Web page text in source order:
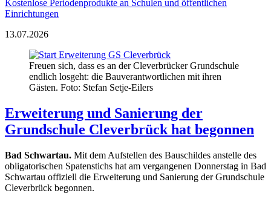
Kostenlose Periodenprodukte an Schulen und öffentlichen
Einrichtungen
13.07.2026
Freuen sich, dass es an der Cleverbrücker Grundschule
endlich losgeht: die Bauverantwortlichen mit ihren
Gästen. Foto: Stefan Setje-Eilers
Erweiterung und Sanierung der
Grundschule Cleverbrück hat begonnen
Bad Schwartau. Mit dem Aufstellen des Bauschildes anstelle des
obligatorischen Spatenstichs hat am vergangenen Donnerstag in Bad
Schwartau offiziell die Erweiterung und Sanierung der Grundschule
Cleverbrück begonnen.